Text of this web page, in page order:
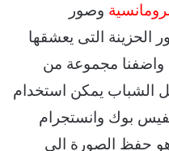
وصور
الحزينة التى يعشقها
واضفنا مجموعة من
الشباب يمكن استخدام
بوك وانستجرام
حفظ الصورة الى